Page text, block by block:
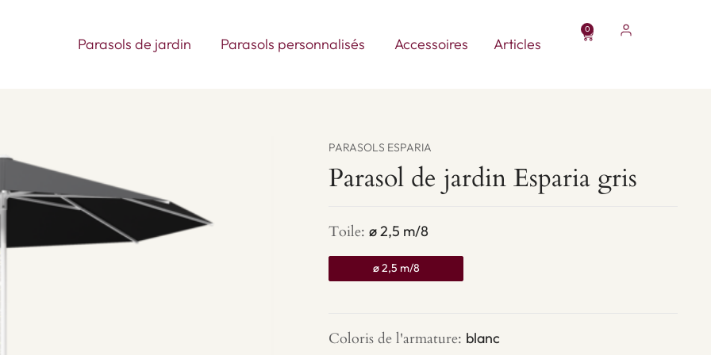
Parasols de jardin Ouvrir Parasols de jardin
Parasols personnalisés Ouvrir Parasols personnalisés
Accessoires Articles
0
Panier
PARASOLS ESPARIA
Parasol de jardin Esparia gris
Toile: ø 2,5 m/8
ø 2,5 m/8
Coloris de l'armature: blanc
de
de
jardin